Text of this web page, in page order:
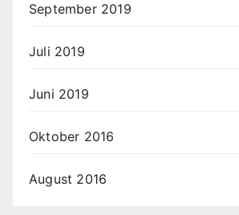
September 2019
Juli 2019
Juni 2019
Oktober 2016
August 2016